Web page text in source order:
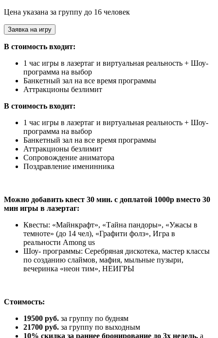
Цена указана за группу до 16 человек
Заявка на игру
В стоимость входит:
1 час игры в лазертаг и виртуальная реальность + Шоу-
программа на выбор
Банкетный зал на все время программы
Аттракционы безлимит
В стоимость входит:
1 час игры в лазертаг и виртуальная реальность + Шоу-
программа на выбор
Банкетный зал на все время программы
Аттракционы безлимит
Сопровождение аниматора
Поздравление именинника
Можно добавить квест 30 мин. с доплатой 1000р вместо 30
мин игры в лазертаг:
Квесты: «Майнкрафт», «Тайна пандоры», «Ужасы в
темноте» (до 14 чел), «Графити фолз», Игра в
реальности Among us
Шоу- программы: Серебряная дискотека, мастер классы
по созданию слаймов, мафия, мыльные пузыри,
вечеринка «неон тим», НЕИГРЫ
Стоимость:
19500 руб. за группу по будням
21700 руб. за группу по выходным
10% скидка за раннее бронирование до 3х недель, а